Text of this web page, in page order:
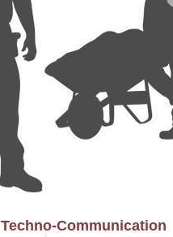
Techno-Communication